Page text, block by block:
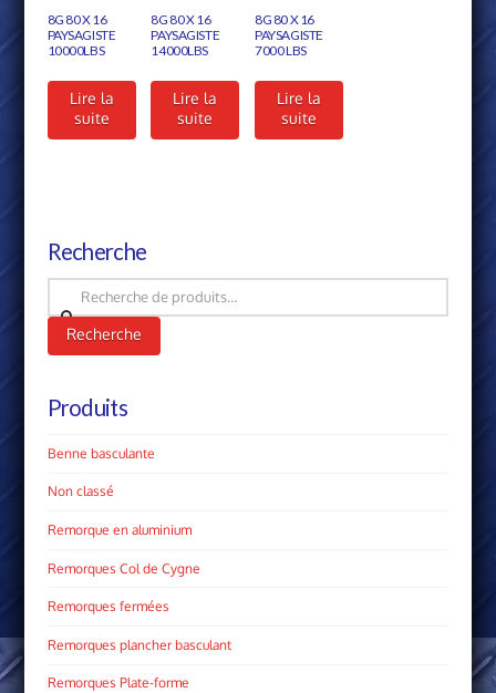
8G 80 X 16
PAYSAGISTE
10000LBS
Lire la
suite
8G 80 X 16
PAYSAGISTE
14000LBS
Lire la
suite
8G 80 X 16
PAYSAGISTE
7000 LBS
Lire la
suite
Recherche
Recherche
pour :
Recherche
Produits
Benne basculante
Non classé
Remorque en aluminium
Remorques Col de Cygne
Remorques fermées
Remorques plancher basculant
Remorques Plate­-forme